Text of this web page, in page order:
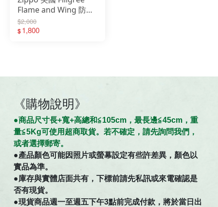
Flame and Wing 防風
打火機 心之翼 29881
(不含燃油)
$2,000
$1,800
《購物說明》
●商品尺寸長+寬+高總和≦105cm，最長邊≦45cm，重
量≦5Kg可使用超商取貨。若不確定，請先詢問我們，
或者選擇郵寄。
●產品顏色可能因照片或螢幕設定有些許差異，顏色以
實品為準。
●庫存與實體店面共有，下標前請先私訊或來電確認是
否有現貨。
●現貨商品週一至週五下午3點前完成付款，將於當日出